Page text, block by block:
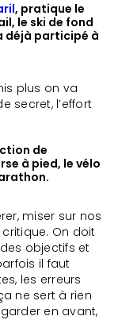
, pratique le
le ski de fond
déjà participé à
plus on va
secret, l’effort
de
à pied, le vélo
miser sur nos
On doit
objectifs et
il faut
les erreurs
ne sert à rien
en avant,